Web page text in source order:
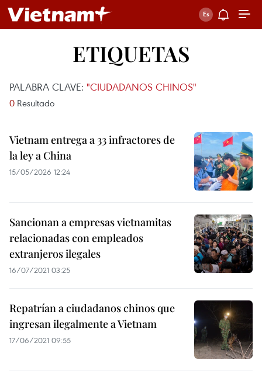
ETIQUETAS
PALABRA CLAVE: "CIUDADANOS CHINOS"
0 Resultado
Vietnam entrega a 33 infractores de
la ley a China
15/05/2026 12:24
Sancionan a empresas vietnamitas
relacionadas con empleados
extranjeros ilegales
16/07/2021 03:25
Repatrían a ciudadanos chinos que
ingresan ilegalmente a Vietnam
17/06/2021 09:55